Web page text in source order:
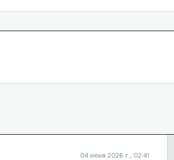
04 июня 2026 г., 02:41